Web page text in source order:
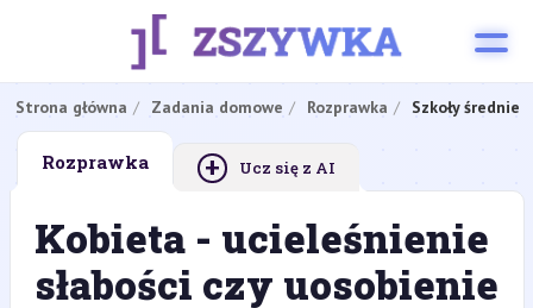
Strona główna Zadania domowe Rozprawka Szkoły średnie
Rozprawka + Ucz się z AI
Kobieta - ucieleśnienie
słabości czy uosobienie